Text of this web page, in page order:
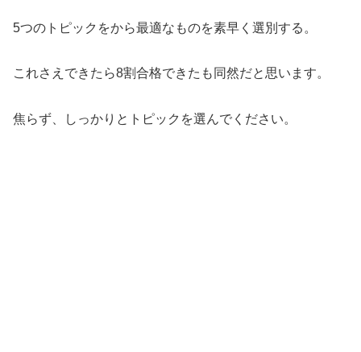
5つのトピックをから最適なものを素早く選別する。
これさえできたら8割合格できたも同然だと思います。
焦らず、しっかりとトピックを選んでください。